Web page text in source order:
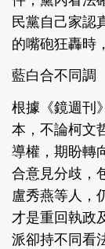
民黨自己家認
的嘴砲狂轟時
藍白合不同
根據《鏡週刊
本，不論柯文
導權，期盼轉
合意見分歧，
盧秀燕等人，
才是重回執政
派卻持不同看